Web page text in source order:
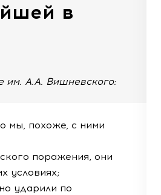
в
им. А.А. Вишневского:
мы, похоже, с ними
поражения, они
условиях;
ударили по